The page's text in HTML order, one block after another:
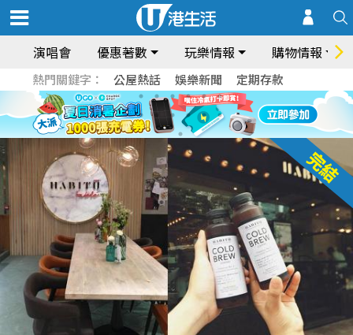
演唱會 優惠著數 玩樂情報 購物情報
熱門關鍵字： 公屋熱話 娛樂新聞 定期存款